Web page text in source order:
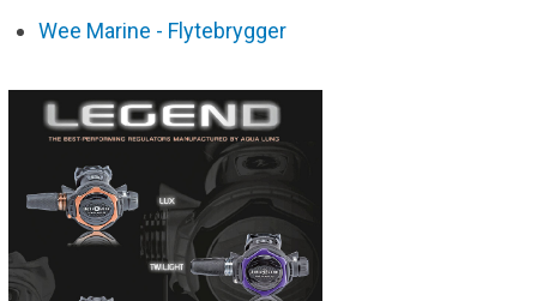
Wee Marine - Flytebrygger